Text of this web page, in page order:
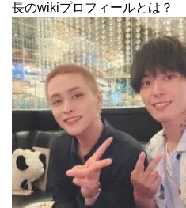
長のwikiプロフィールとは？